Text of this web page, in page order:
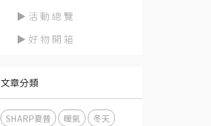
▶ 活 動 總 覽
▶ 好 物 開 箱
文章分類
SHARP夏普 暖氣
冬天